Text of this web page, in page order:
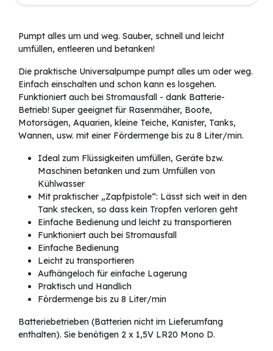
Pumpt alles um und weg. Sauber, schnell und leicht
umfüllen, entleeren und betanken!
Die praktische Universalpumpe pumpt alles um oder weg.
Einfach einschalten und schon kann es losgehen.
Funktioniert auch bei Stromausfall - dank Batterie-
Betrieb! Super geeignet für Rasenmäher, Boote,
Motorsägen, Aquarien, kleine Teiche, Kanister, Tanks,
Wannen, usw. mit einer Fördermenge bis zu 8 Liter/min.
Ideal zum Flüssigkeiten umfüllen, Geräte bzw.
Maschinen betanken und zum Umfüllen von
Kühlwasser
Mit praktischer „Zapfpistole“: Lässt sich weit in den
Tank stecken, so dass kein Tropfen verloren geht
Einfache Bedienung und leicht zu transportieren
Funktioniert auch bei Stromausfall
Einfache Bedienung
Leicht zu transportieren
Aufhängeloch für einfache Lagerung
Praktisch und Handlich
Fördermenge bis zu 8 Liter/min
Batteriebetrieben (Batterien nicht im Lieferumfang
enthalten). Sie benötigen 2 x 1,5V LR20 Mono D.